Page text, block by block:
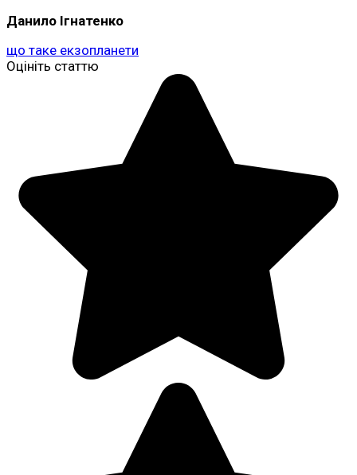
Данило Ігнатенко
що таке екзопланети
Оцініть статтю